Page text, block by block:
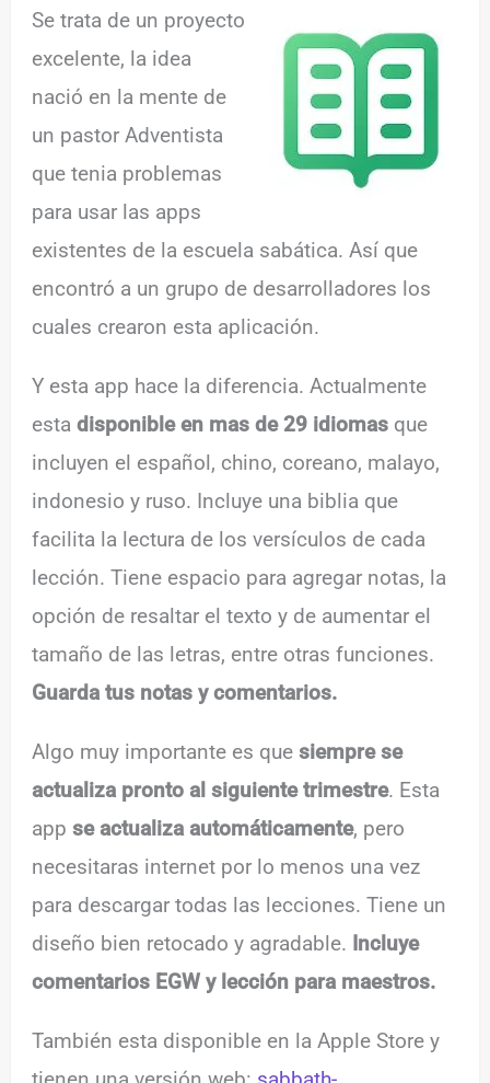
Se trata de un proyecto
excelente, la idea
nació en la mente de
un pastor Adventista
que tenia problemas
para usar las apps
existentes de la escuela sabática. Así que
encontró a un grupo de desarrolladores los
cuales crearon esta aplicación.
Y esta app hace la diferencia. Actualmente
estadisponible en mas de 29 idiomas que
incluyen el español, chino, coreano, malayo,
indonesio y ruso. Incluye una biblia que
facilita la lectura de los versículos de cada
lección. Tiene espacio para agregar notas, la
opción de resaltar el texto y de aumentar el
tamaño de las letras, entre otras funciones.
Guarda tus notas y comentarios.
Algo muy importante es quesiempre se
actualiza pronto al siguiente trimestre. Esta
app se actualiza automáticamente, pero
necesitaras internet por lo menos una vez
para descargar todas las lecciones. Tiene un
diseño bien retocado y agradable. Incluye
comentarios EGW y lección para maestros.
También esta disponible en la Apple Store y